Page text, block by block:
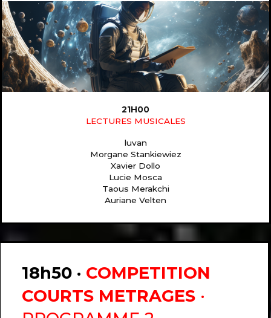
21H00
LECTURES MUSICALES
luvan
Morgane Stankiewiez
Xavier Dollo
Lucie Mosca
Taous Merakchi
Auriane Velten
18h50 · COMPETITION
COURTS METRAGES ·